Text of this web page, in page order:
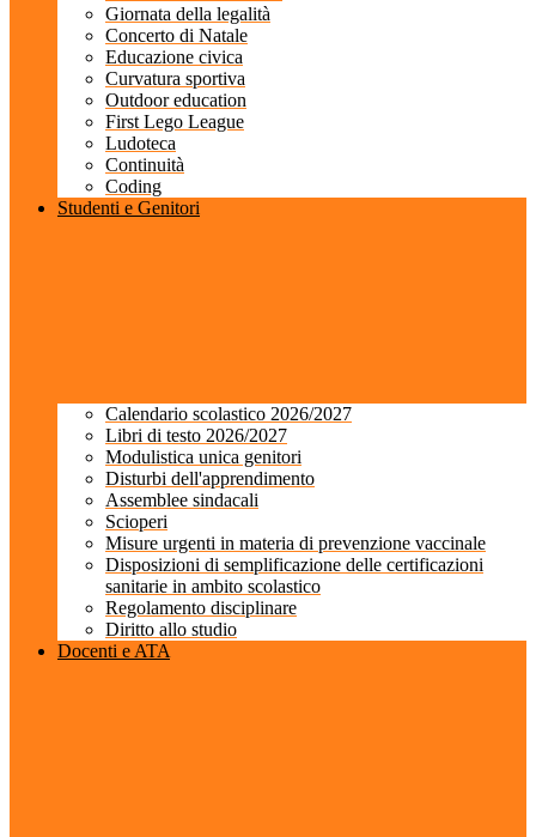
Giornata della legalità
Concerto di Natale
Educazione civica
Curvatura sportiva
Outdoor education
First Lego League
Ludoteca
Continuità
Coding
Studenti e Genitori
Calendario scolastico 2026/2027
Libri di testo 2026/2027
Modulistica unica genitori
Disturbi dell'apprendimento
Assemblee sindacali
Scioperi
Misure urgenti in materia di prevenzione vaccinale
Disposizioni di semplificazione delle certificazioni
sanitarie in ambito scolastico
Regolamento disciplinare
Diritto allo studio
Docenti e ATA